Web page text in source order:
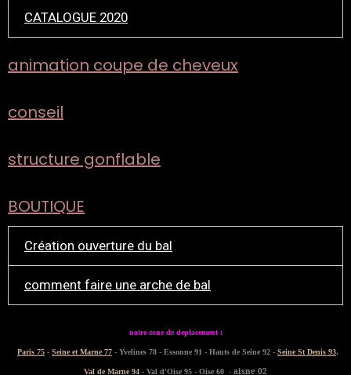
CATALOGUE 2020
animation coupe de cheveux
conseil
structure gonflable
BOUTIQUE
Création ouverture du bal
comment faire une arche de bal
notre zone de deplacement :
Paris 75 - Seine et Marne 77 - Yvelines 78 - Essonne 91 - Hauts de Seine 92 - Seine St Denis 93,
Val de Marne 94 - Val d'Oise 95 - Oise 60 - aisne 02